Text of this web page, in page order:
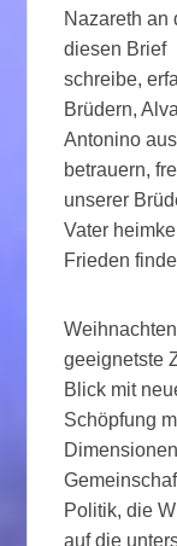
Nazareth an
diesen Brief
schreibe,
Brüdern,
Antonino
betrauern,
unserer
Vater
Frieden
geeignetste
Blick mit
Schöpfung
Politik, die
auf die